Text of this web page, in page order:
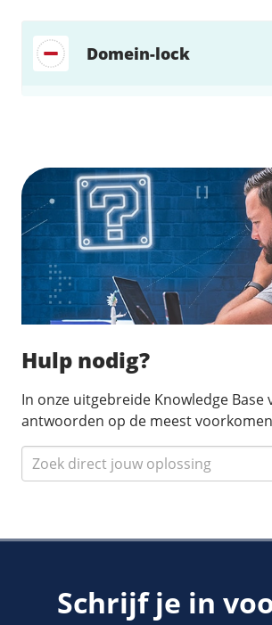
Domein-lock
Hulp nodig?
In onze uitgebreide Knowledge Base
antwoorden op de meest
Schrijf je in